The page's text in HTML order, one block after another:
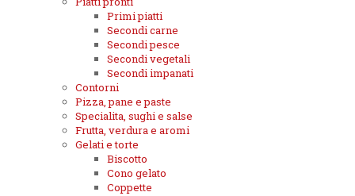
Primi piatti
Secondi carne
Secondi pesce
Secondi vegetali
Secondi impanati
Contorni
Pizza, pane e paste
Specialita, sughi e salse
Frutta, verdura e aromi
Gelati e torte
Biscotto
Cono gelato
Coppette